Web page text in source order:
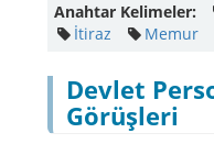
Anahtar Kelimeler:
İtiraz
Memur
Devlet
Görüşleri